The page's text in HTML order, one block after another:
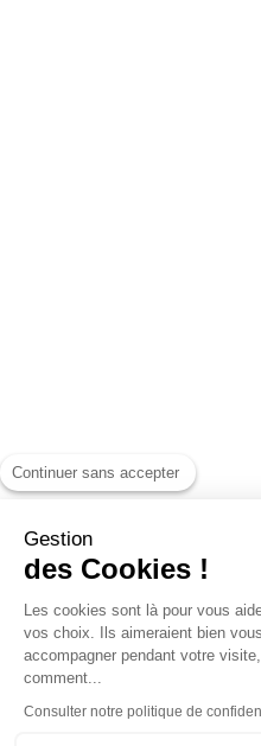
Continuer sans accepter
Gestion
des Cookies !
Les cookies sont là pour vous
vos choix. Ils aimeraient bien vous
accompagner pendant votre
comment...
Consulter notre politique de